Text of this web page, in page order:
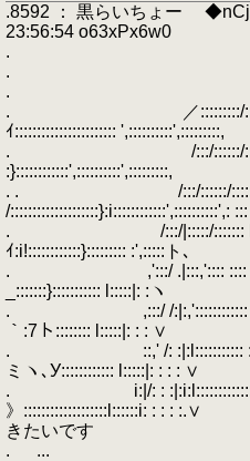
.8592 ： 黒らいちょー
23:56:54 o63xPx6w0
.
.
.
. ／:::::::::/::::/
ｲ::::::::::::::::::::::: ',::::::::::',:::::::::,
. /:::/::::::/::::/
:}::::::::::::',::::::::::',:::::::::,
. . /:::/::::::/::::::l:::/
/::::::::::::::::::::}:i::::::::::::',::::::::::',:
. /:::/|:::::/::::::: l/::::::::{::
ｲ:i!::::::::::::}::::::::: :',:::::ト､
. ,':::/ .|:::,':::: :::: l::::::::::
_:::::::}::::::::::: l:::::|: :ヽ
. ,:::/ /:|:,':::::::::::: ',:::7´
｀:7ト:::::::: l:::::|: : : ∨
. ::,' /: :|:l::::::::::: ::::V,ｨ
ミヽ､У:::::::::::: l:::::|: : : : ∨
. i:|/: : :|:i:l:::::::::::::::
》:::::::::::::::::::l::::::i: : : : :.∨
きたいです
. ...